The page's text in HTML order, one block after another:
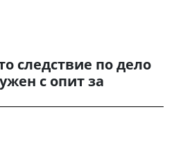
следствие по дело
с опит за